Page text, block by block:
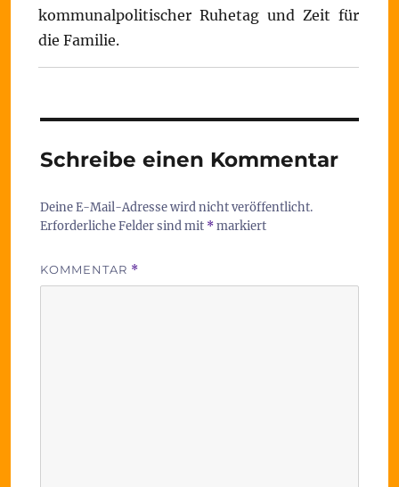
kommunalpolitischer Ruhetag und Zeit für
die Familie.
Schreibe einen Kommentar
Deine E-Mail-Adresse wird nicht veröffentlicht.
Erforderliche Felder sind mit *markiert
KOMMENTAR *